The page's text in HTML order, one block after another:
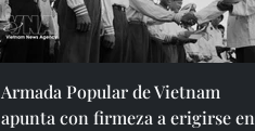
Armada Popular de Vietnam
apunta con firmeza a erigirse en